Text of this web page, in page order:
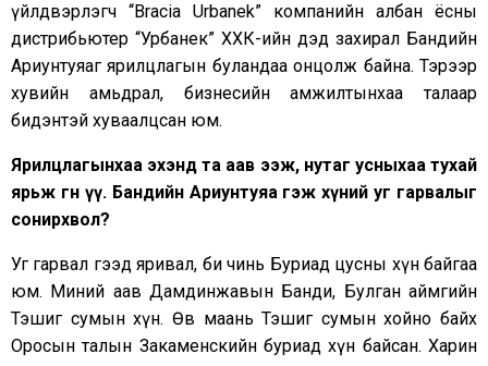
үйлдвэрлэгч “Вracia Urbanek” компанийн албан ёсны
дистрибьютер “Урбанек” ХХК-ийн дэд захирал Бандийн
Ариунтуяаг ярилцлагын буландаа онцолж байна. Тэрээр
хувийн амьдрал, бизнесийн амжилтынхаа талаар
бидэнтэй хуваалцсан юм.
Ярилцлагынхаа эхэнд та аав ээж, нутаг усныхаа тухай
ярьж өгнө үү. Бандийн Ариунтуяа гэж хүний уг гарвалыг
сонирхвол?
Уг гарвал гээд яривал, би чинь Буриад цусны хүн байгаа
юм. Миний аав Дамдинжавын Банди, Булган аймгийн
Тэшиг сумын хүн. Өвөө маань Тэшиг сумын хойно байх
Оросын талын Закаменскийн буриад хүн байсан. Харин